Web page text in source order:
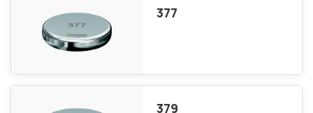
377
379